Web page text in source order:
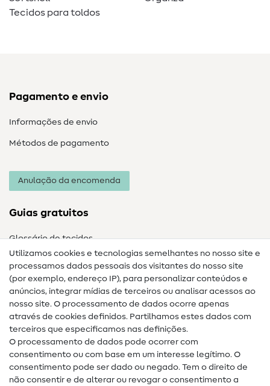
Tecidos para toldos
Pagamento e envio
Informações de envio
Métodos de pagamento
Anulação da encomenda
Guias gratuitos
Glossário de tecidos
Guias de costura
Ajuda e contacto
Contacto
Mudança de proprietário
Perguntas frequentes (FAQ)
Utilizamos cookies e tecnologias semelhantes no nosso site e
processamos dados pessoais dos visitantes do nosso site
(por exemplo, endereço IP), para personalizar conteúdos e
anúncios, integrar mídias de terceiros ou analisar acessos ao
nosso site. O processamento de dados ocorre apenas
através de cookies definidos. Partilhamos estes dados com
terceiros que especificamos nas definições.
O processamento de dados pode ocorrer com
consentimento ou com base em um interesse legítimo. O
consentimento pode ser dado ou negado. Tem o direito de
não consentir e de alterar ou revogar o consentimento a